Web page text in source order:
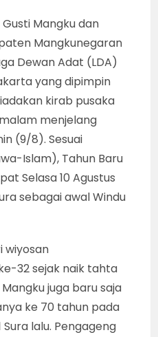
Mangku dan
Mangkunegaran
Dewan Adat (LDA)
yang dipimpin
kirab pusaka
menjelang
(9/8). Sesuai
Islam), Tahun Baru
Selasa 10 Agustus
sebagai awal Windu
wiyosan
32 sejak naik tahta
juga baru saja
ke 70 tahun pada
lalu. Pengageng